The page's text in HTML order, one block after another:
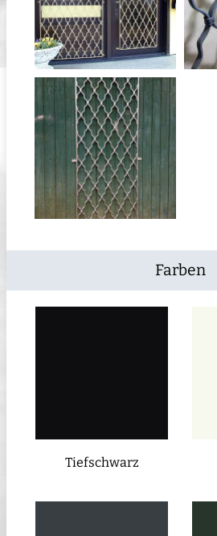
Farben
Tiefschwarz